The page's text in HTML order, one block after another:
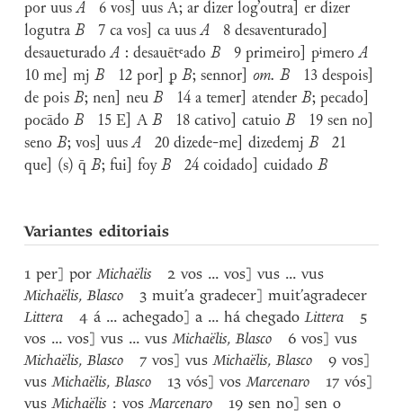
por uusA 6 vos] uus A; ar dizer log’outra] er dizer
logutraB 7 ca vos] ca uusA 8 desaventurado]
desaueturadoA : desauētᵉadoB 9 primeiro] pⁱmeroA
10 me] mjB 12 por] ꝑB; sennor] om. B 13 despois]
de poisB; nen] neuB 14 a temer] atenderB; pecado]
pocādoB 15 E] AB 18 cativo] catuioB 19 sen no]
senoB; vos] uusA 20 dizede-me] dizedemjB 21
que] (s) q̄B; fui] foyB 24 coidado] cuidadoB
Variantes editoriais
1 per] porMichaëlis 2 vos ... vos] vus ... vus
Michaëlis,Blasco 3 muit’a gradecer] muit’agradecer
Littera 4 á ... achegado] a ... há chegado Littera 5
vos ... vos] vus ... vusMichaëlis,Blasco 6 vos] vus
Michaëlis,Blasco7 vos] vusMichaëlis,Blasco9 vos]
vusMichaëlis,Blasco 13 vós] vosMarcenaro 17 vós]
vusMichaëlis : vosMarcenaro 19 sen no] sen o